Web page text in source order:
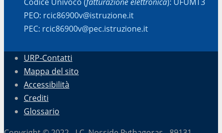
PEO: rcic86900v@istruzione.it
PEC: rcic86900v@pec.istruzione.it
URP-Contatti
Mappa del sito
Accessibilità
Crediti
Glossario